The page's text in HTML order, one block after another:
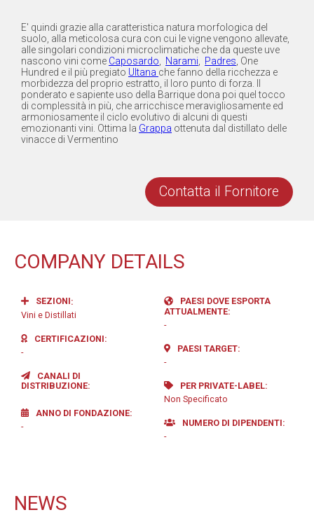
E' quindi grazie alla caratteristica natura morfologica del
suolo, alla meticolosa cura con cui le vigne vengono allevate,
alle singolari condizioni microclimatiche che da queste uve
nascono vini come Caposardo Narami Padres , One
Hundred e il più pregiato Ultana che fanno della ricchezza e
morbidezza del proprio estratto, il loro punto di forza. Il
ponderato e sapiente uso della Barrique dona poi quel tocco
di complessità in più, che arricchisce meravigliosamente ed
armoniosamente il ciclo evolutivo di alcuni di questi
emozionanti vini. Ottima la Grappa ottenuta dal distillato delle
vinacce di Vermentino
Contatta il Fornitore
COMPANY DETAILS
SEZIONI
Vini e Distillati
CERTIFICAZIONI
-
CANALI DI
DISTRIBUZIONE
ANNO DI FONDAZIONE
-
PAESI DOVE ESPORTA
ATTUALMENTE
-
PAESI TARGET
-
PER PRIVATE-LABEL
Non Specificato
NUMERO DI DIPENDENTI
-
NEWS